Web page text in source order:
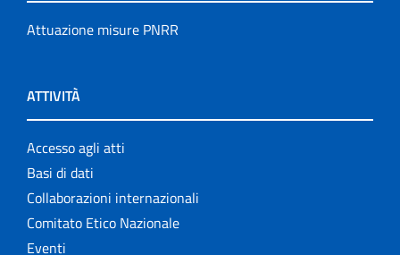
Attuazione misure PNRR
ATTIVITÀ
Accesso agli atti
Basi di dati
Collaborazioni internazionali
Comitato Etico Nazionale
Eventi